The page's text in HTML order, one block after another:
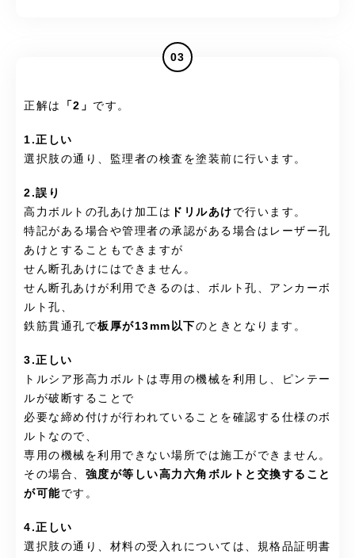
03
正解は 「2」 です。
1.正しい
選択肢の通り、監理者の検査を塗装前に行います。
2.誤り
高力ボルトの孔あけ加工は ドリルあけ で行います。
特記がある場合や管理者の承認がある場合はレーザー孔
あけとすることもできますが
せん断孔あけにはできません。
せん断孔あけが利用できるのは、ボルト孔、アンカーボ
ルト孔、
鉄筋貫通孔で板厚が13mm以下のときとなります。
3.正しい
トルシア形高力ボルトは専用の機械を利用し、ピンテー
ルが破断することで
必要な締め付けが行われていることを確認する仕様のボ
ルトなので、
専用の機械を利用できない場所では施工ができません。
その場合、 強度が等しい高力六角ボルトと交換すること
が可能です。
4.正しい
選択肢の通り、材料の受入れについては、規格品証明書